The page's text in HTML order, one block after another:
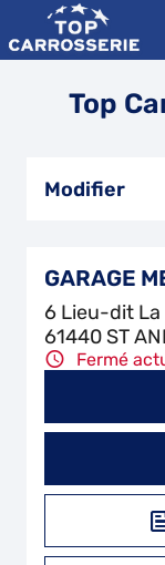
Top
Modifier
GARAGE
6 Lieu-dit
61440 ST
Fermé